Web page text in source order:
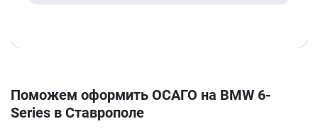
Поможем оформить ОСАГО на BMW 6-
Series в Ставрополе